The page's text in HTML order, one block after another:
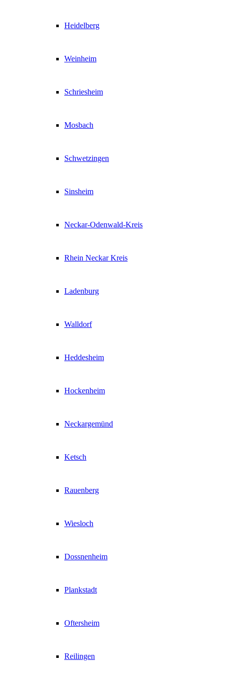
Heidelberg
Weinheim
Schriesheim
Mosbach
Schwetzingen
Sinsheim
Neckar-Odenwald-Kreis
Rhein Neckar Kreis
Ladenburg
Walldorf
Heddesheim
Hockenheim
Neckargemünd
Ketsch
Rauenberg
Wiesloch
Dossnenheim
Plankstadt
Oftersheim
Reilingen